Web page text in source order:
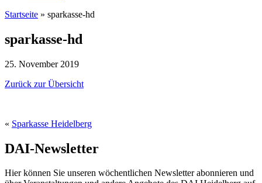
Startseite » sparkasse-hd
sparkasse-hd
25. November 2019
Zurück zur Übersicht
« Sparkasse Heidelberg
DAI-Newsletter
Hier können Sie unseren wöchentlichen Newsletter abonnieren und